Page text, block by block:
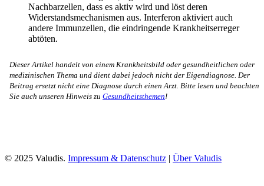
Nachbarzellen, dass es aktiv wird und löst deren
Widerstandsmechanismen aus. Interferon aktiviert auch
andere Immunzellen, die eindringende Krankheitserreger
abtöten.
Dieser Artikel handelt von einem Krankheitsbild oder gesundheitlichen oder
medizinischen Thema und dient dabei jedoch nicht der Eigendiagnose. Der
Beitrag ersetzt nicht eine Diagnose durch einen Arzt. Bitte lesen und beachten
Sie auch unseren Hinweis zu Gesundheitsthemen!
© 2025 Valudis. Impressum & Datenschutz Über Valudis